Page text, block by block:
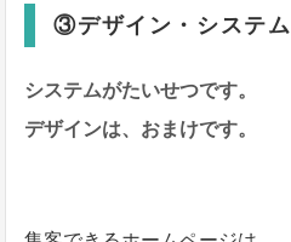
③デザイン・システム
システムがたいせつです。
デザインは、おまけです。